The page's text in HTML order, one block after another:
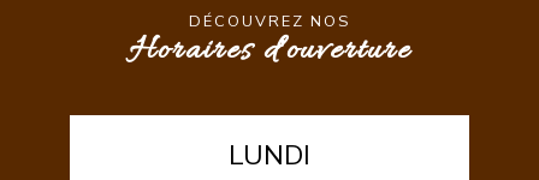
DÉCOUVREZ NOS
Horaires d'ouverture
LUNDI